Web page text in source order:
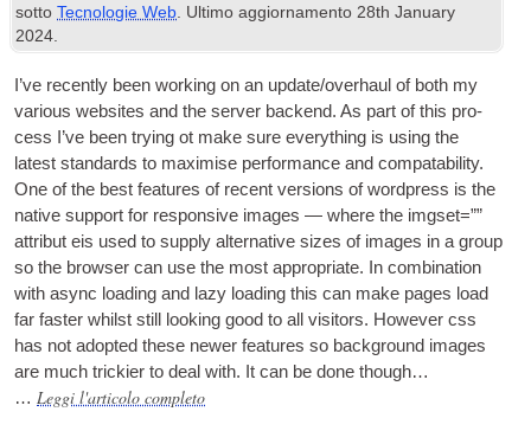
sottoTecnologie Web . Ultimo aggiornamento 28th January
2024
I’ve recently been work­ing on an update/overhaul of both my
vari­ous web­sites and the serv­er backend.As part of this pro­
cess I’ve been try­ing ot make sure everything is using the
latest stand­ards to max­im­ise per­form­ance and com­pat­ab­il­ity.
One of the best fea­tures of recent ver­sions of word­press is the
nat­ive sup­port for respons­ive images — where the img­set=””
attribut eis used to sup­ply altern­at­ive sizes of images in a group
so the browser can use the most appro­pri­ate.
In com­bin­a­tion
with async load­ing and lazy load­ing this can make pages load
far faster whilst still look­ing good to all vis­it­ors. How­ever css
has not adop­ted these new­er fea­tures so back­ground images
are much trick­i­er to deal with. It can be done though…
… Leggi l'articolo completo